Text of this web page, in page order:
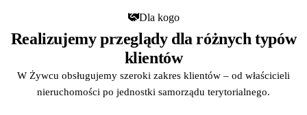
Dla kogo
Realizujemy przeglądy dla różnych typów
klientów
W Żywcu obsługujemy szeroki zakres klientów – od właścicieli
nieruchomości po jednostki samorządu terytorialnego.